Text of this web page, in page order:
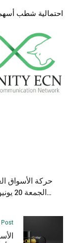
احتمالية شطب
Post